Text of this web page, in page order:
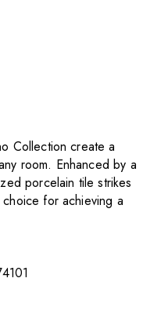
Collection create a
room. Enhanced by a
porcelain tile strikes
for achieving a